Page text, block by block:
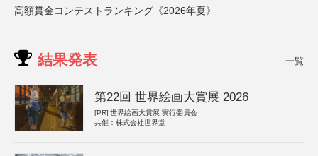
高額賞金コンテストランキング《2026年夏》
結果発表 一覧
第22回 世界絵画大賞展 2026
[PR] 世界絵画大賞展 実行委員会
共催：株式会社世界堂